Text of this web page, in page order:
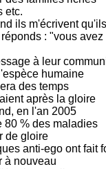
etc.
ils m'écrivent
: "vous
à leur
humaine
des temps
après la gloire
en l'an 2005
80 % des maladies
de gloire
anti-ego ont fait
à nouveau